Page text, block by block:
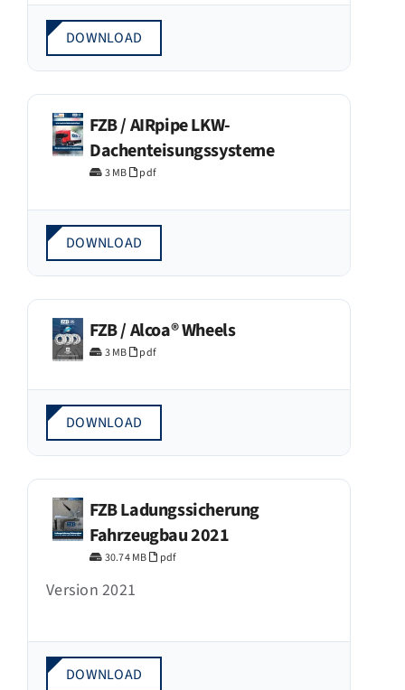
DOWNLOAD
FZB / AIRpipe LKW-
Dachenteisungssysteme
3 MB pdf
DOWNLOAD
FZB / Alcoa® Wheels
3 MB pdf
DOWNLOAD
FZB Ladungssicherung
Fahrzeugbau 2021
30.74 MB pdf
Version 2021
DOWNLOAD